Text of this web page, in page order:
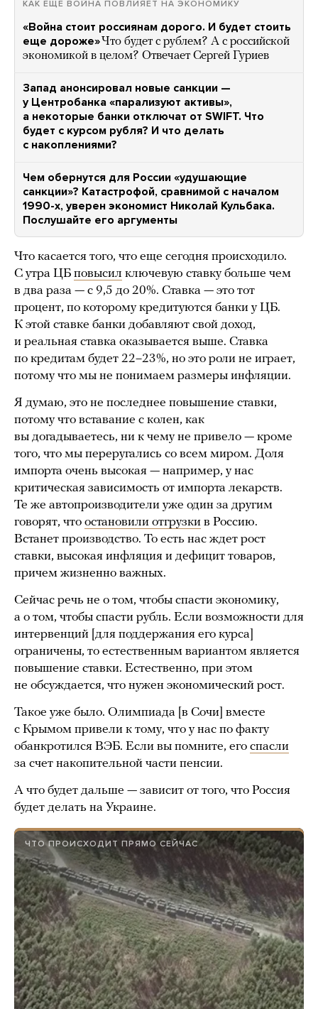
КАК ЕЩЕ ВОЙНА ПОВЛИЯЕТ НА ЭКОНОМИКУ
«Война стоит россиянам дорого. И будет стоить
еще дороже»Что будет с рублем? А с российской
экономикой в целом? Отвечает Сергей Гуриев
Запад анонсировал новые санкции —
у Центробанка «парализуют активы»,
а некоторые банки отключат от SWIFT. Что
будет с курсом рубля? И что делать
с накоплениями?
Чем обернутся для России «удушающие
санкции»? Катастрофой, сравнимой с началом
1990-х, уверен экономист Николай Кульбака.
Послушайте его аргументы
Что касается того, что еще сегодня происходило.
С утра ЦБ повысил ключевую ставку больше чем
в два раза — с 9,5 до 20%. Ставка — это тот
процент, по которому кредитуются банки у ЦБ.
К этой ставке банки добавляют свой доход,
и реальная ставка оказывается выше. Ставка
по кредитам будет 22–23%, но это роли не играет,
потому что мы не понимаем размеры инфляции.
Я думаю, это не последнее повышение ставки,
потому что вставание с колен, как
вы догадываетесь, ни к чему не привело — кроме
того, что мы переругались со всем миром. Доля
импорта очень высокая — например, у нас
критическая зависимость от импорта лекарств.
Те же автопроизводители уже один за другим
говорят, что остановили отгрузки в Россию.
Встанет производство. То есть нас ждет рост
ставки, высокая инфляция и дефицит товаров,
причем жизненно важных.
Сейчас речь не о том, чтобы спасти экономику,
а о том, чтобы спасти рубль. Если возможности для
интервенций [для поддержания его курса]
ограничены, то естественным вариантом является
повышение ставки. Естественно, при этом
не обсуждается, что нужен экономический рост.
Такое уже было. Олимпиада [в Сочи] вместе
с Крымом привели к тому, что у нас по факту
обанкротился ВЭБ. Если вы помните, его спасли
за счет накопительной части пенсии.
А что будет дальше — зависит от того, что Россия
будет делать на Украине.
ЧТО ПРОИСХОДИТ ПРЯМО СЕЙЧАС